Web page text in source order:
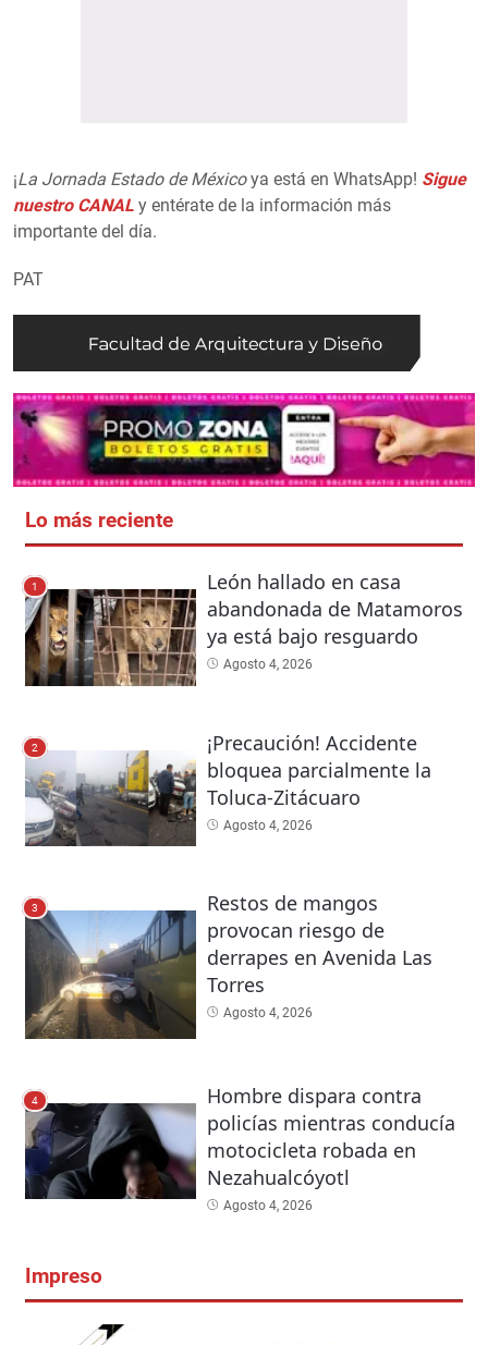
¡La Jornada Estado de Méxicoya está en WhatsApp! Sigue
nuestro CANAL y entérate de la información más
importante del día.
PAT
Lo más reciente
1
León hallado en casa
abandonada de Matamoros
ya está bajo resguardo
Agosto 4, 2026
2
¡Precaución! Accidente
bloquea parcialmente la
Toluca-Zitácuaro
Agosto 4, 2026
3
Restos de mangos
provocan riesgo de
derrapes en Avenida Las
Torres
Agosto 4, 2026
4
Hombre dispara contra
policías mientras conducía
motocicleta robada en
Nezahualcóyotl
Agosto 4, 2026
Impreso